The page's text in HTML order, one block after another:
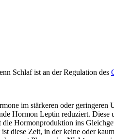
Schlaf ist an der Regulation des
im stärkeren oder
Hormon Leptin reduziert. Diese
die Hormonproduktion ins
diese Zeit, in der keine oder